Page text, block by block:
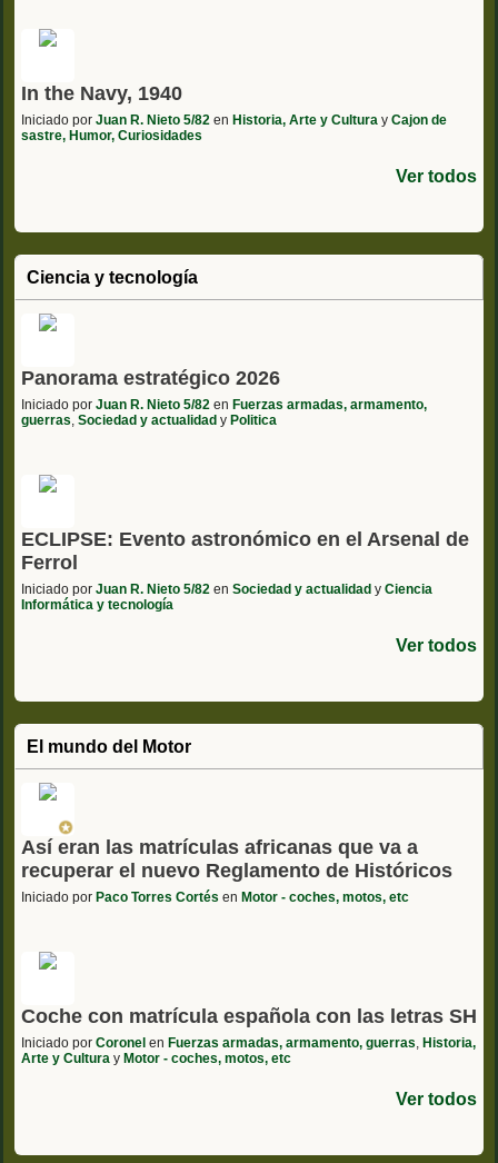
In the Navy, 1940
Iniciado por Juan R. Nieto 5/82 en Historia, Arte y Cultura y Cajon de
sastre, Humor, Curiosidades
Ver todos
Ciencia y tecnología
Panorama estratégico 2026
Iniciado por Juan R. Nieto 5/82 en Fuerzas armadas, armamento,
guerras, Sociedad y actualidad y Politica
ECLIPSE: Evento astronómico en el Arsenal de
Ferrol
Iniciado por Juan R. Nieto 5/82 en Sociedad y actualidad y Ciencia
Informática y tecnología
Ver todos
El mundo del Motor
Así eran las matrículas africanas que va a
recuperar el nuevo Reglamento de Históricos
Iniciado por Paco Torres Cortés en Motor - coches, motos, etc
Coche con matrícula española con las letras SH
Iniciado por Coronel en Fuerzas armadas, armamento, guerras, Historia,
Arte y Cultura y Motor - coches, motos, etc
Ver todos